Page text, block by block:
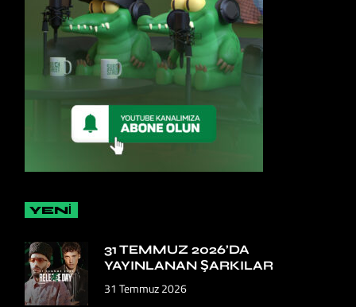
YENİ
31 TEMMUZ 2026’DA
YAYINLANAN ŞARKILAR
31 Temmuz 2026